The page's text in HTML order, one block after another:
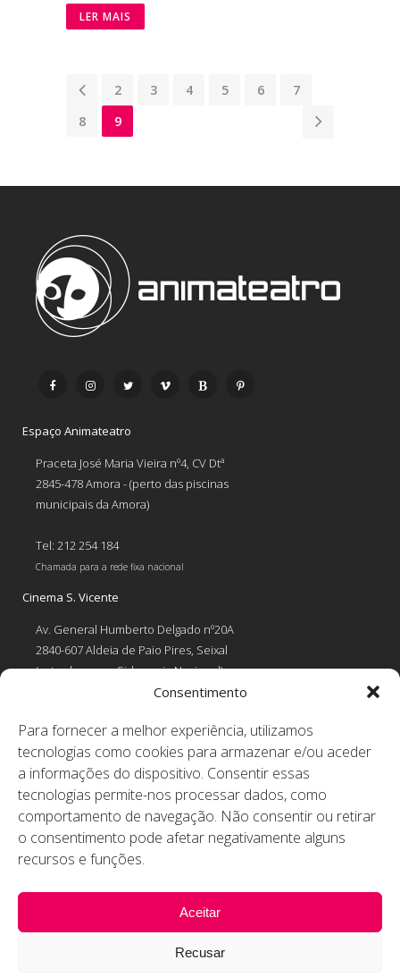
Consentimento
Para fornecer a melhor experiência, utilizamos
tecnologias como cookies para armazenar e/ou aceder
a informações do dispositivo. Consentir essas
tecnologias permite-nos processar dados, como
comportamento de navegação. Não consentir ou retirar
o consentimento pode afetar negativamente alguns
recursos e funções.
Aceitar
Recusar
LER MAIS
1 2 3 4 5 6
7
8
9
Espaço Animateatro
Praceta José Maria Vieira nº4, CV Dtª
2845-478 Amora - (perto das piscinas
municipais da Amora)
Tel: 212 254 184
Chamada para a rede fixa nacional
Cinema S. Vicente
Av. General Humberto Delgado nº20A
2840-607 Aldeia de Paio Pires, Seixal
(estrada para a Siderurgia Nacional)
Chamada para a rede fixa nacional
Contactos
RESERVAS EM DIAS ÚTEIS
comunicacaoanimateatro@gmail.comOUTROS
animateatro@gmail.com
educanimateatro@gmail.com